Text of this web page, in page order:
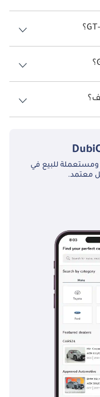
لسيارة كيا سيراتو
سيارة جديدة ومستعملة للبيع في